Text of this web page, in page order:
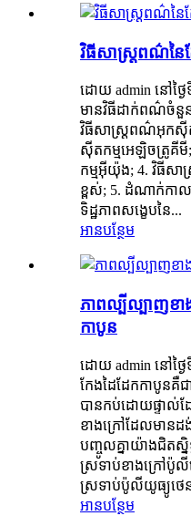
វិធីសាស្រ្តពណ៌ន
ដោយ admin នៅថ្ងៃ
មានវិធីដាក់ពណ៌ចំនួន
វិធីសាស្ត្រពណ៌អុកស៊ី
ស៊ីតកម្មអេឡិចត្រូគី
កម្មអ៊ីយ៉ុង; 4. វិធីស
ខ្ពស់; 5. ដំណាក់កា
ទិដ្ឋភាពសង្ខេបនៃ...
អានបន្ថែម
ភាពល្បីល្បាញខាង
កាបូន
ដោយ admin នៅថ្ងៃ
កែងដៃដែកកាបូនគឺ
បានកប់ដោយផ្ទាល់
ខាងក្រៅដែលមានដ
បញ្ចូលគ្នាយ៉ាងជិតស្
ស្រទាប់ខាងក្រៅប៉ូ
ស្រទាប់ប៉ូលីយូធ្យូថេន
អានបន្ថែម